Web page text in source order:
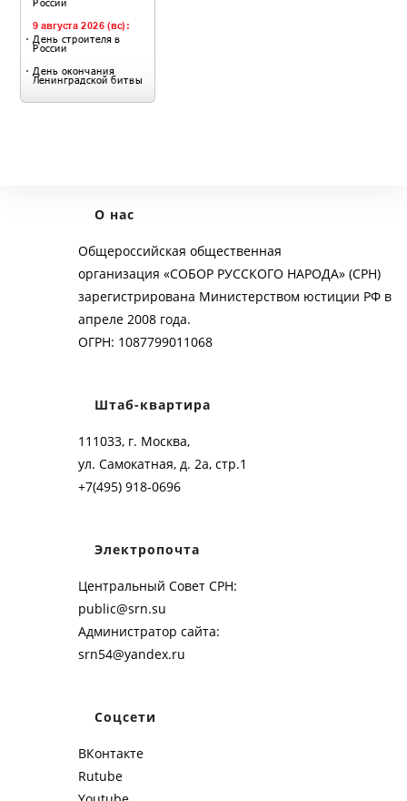
О нас
Общероссийская общественная
организация «СОБОР РУССКОГО НАРОДА» (СРН)
зарегистрирована Министерством юстиции РФ в
апреле 2008 года.
ОГРН: 1087799011068
Штаб-квартира
111033, г. Москва,
ул. Самокатная, д. 2а, стр.1
+7(495) 918-0696
Электропочта
Центральный Совет СРН:
public@srn.su
Администратор сайта:
srn54@yandex.ru
Соцсети
ВКонтакте
Rutube